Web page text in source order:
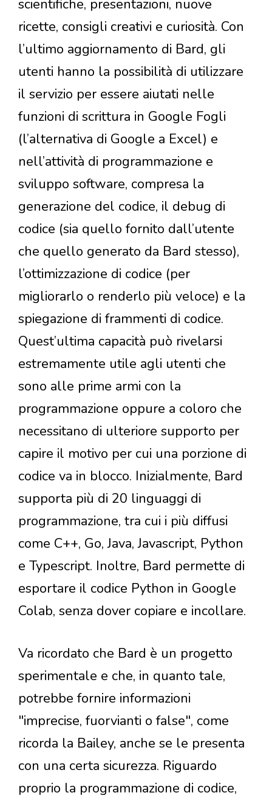
scientifiche, presentazioni, nuove
ricette, consigli creativi e curiosità. Con
l’ultimo aggiornamento di Bard, gli
utenti hanno la possibilità di utilizzare
il servizio per essere aiutati nelle
funzioni di scrittura in Google Fogli
(l’alternativa di Google a Excel) e
nell’attività di programmazione e
sviluppo software, compresa la
generazione del codice, il debug di
codice (sia quello fornito dall’utente
che quello generato da Bard stesso),
l’ottimizzazione di codice (per
migliorarlo o renderlo più veloce) e la
spiegazione di frammenti di codice.
Quest’ultima capacità può rivelarsi
estremamente utile agli utenti che
sono alle prime armi con la
programmazione oppure a coloro che
necessitano di ulteriore supporto per
capire il motivo per cui una porzione di
codice va in blocco. Inizialmente, Bard
supporta più di 20 linguaggi di
programmazione, tra cui i più diffusi
come C++, Go, Java, Javascript, Python
e Typescript. Inoltre, Bard permette di
esportare il codice Python in Google
Colab, senza dover copiare e incollare.
Va ricordato che Bard è un progetto
sperimentale e che, in quanto tale,
potrebbe fornire informazioni
"imprecise, fuorvianti o false", come
ricorda la Bailey, anche se le presenta
con una certa sicurezza. Riguardo
proprio la programmazione di codice,